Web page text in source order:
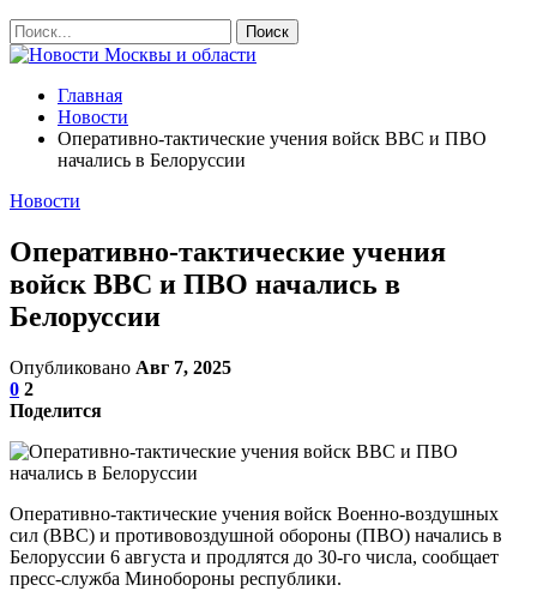
Главная
Новости
Оперативно-тактические учения войск ВВС и ПВО
начались в Белоруссии
Новости
Оперативно-тактические учения
войск ВВС и ПВО начались в
Белоруссии
Опубликовано Авг 7, 2025
0 2
Поделится
Оперативно-тактические учения войск Военно-воздушных
сил (ВВС) и противовоздушной обороны (ПВО) начались в
Белоруссии 6 августа и продлятся до 30-го числа, сообщает
пресс-служба Минобороны республики.